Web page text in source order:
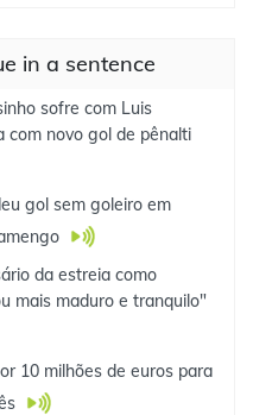
in a sentence
sofre com Luis
com novo gol de pênalti
gol sem goleiro em
da estreia como
mais maduro e tranquilo"
10 milhões de euros para